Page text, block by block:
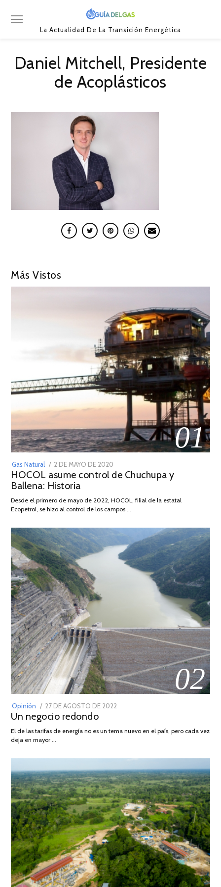
La Actualidad De La Transición Energética
Daniel Mitchell, Presidente
de Acoplásticos
Más Vistos
01
Gas Natural
POSTED
ON
2 DE MAYO DE 2020
DE
2026
HOCOL asume control de Chuchupa y
Ballena: Historia
Desde el primero de mayo de 2022, HOCOL, filial de la estatal
Ecopetrol, se hizo al control de los campos …
02
Opinión
POSTED
ON
27 DE AGOSTO DE 2022
DE
Un negocio redondo
El de las tarifas de energía no es un tema nuevo en el país, pero cada vez
deja en mayor …